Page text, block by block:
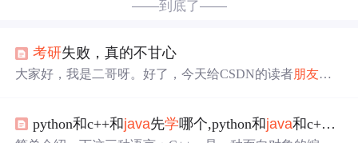
——到底了——
考研失败，真的不甘心
大家好，我是二哥呀。好了，今天给CSDN的读者朋友们
希望球友的提问和二哥的回复，能给CSDN的读者朋友们
python和c++和java先学哪个,python和java和c++那个先